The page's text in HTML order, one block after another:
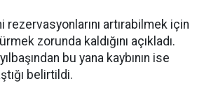
rezervasyonlarını artırabilmek için
zorunda kaldığını açıkladı.
bu yana kaybının ise
belirtildi.